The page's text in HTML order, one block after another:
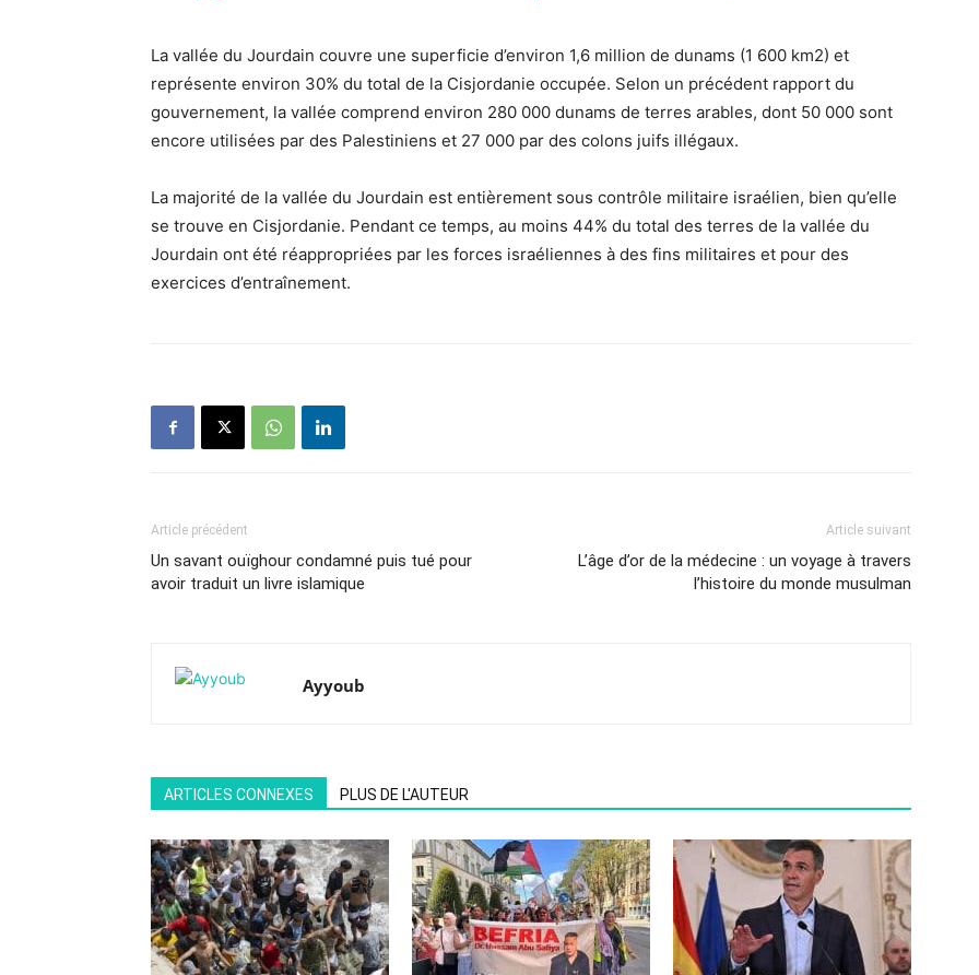
La vallée du Jourdain couvre une superficie d’environ 1,6 million de dunams (1 600 km2) et
représente environ 30% du total de la Cisjordanie occupée. Selon un précédent rapport du
gouvernement, la vallée comprend environ 280 000 dunams de terres arables, dont 50 000 sont
encore utilisées par des Palestiniens et 27 000 par des colons juifs illégaux.
La majorité de la vallée du Jourdain est entièrement sous contrôle militaire israélien, bien qu’elle
se trouve en Cisjordanie. Pendant ce temps, au moins 44% du total des terres de la vallée du
Jourdain ont été réappropriées par les forces israéliennes à des fins militaires et pour des
exercices d’entraînement.
Article précédent
Un savant ouïghour condamné puis tué pour
avoir traduit un livre islamique
Article suivant
L’âge d’or de la médecine : un voyage à travers
l’histoire du monde musulman
Ayyoub
ARTICLES CONNEXES PLUS DE L'AUTEUR